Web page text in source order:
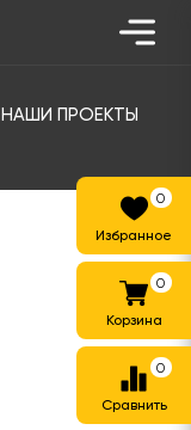
НАШИ ПРОЕКТЫ
0
0
0